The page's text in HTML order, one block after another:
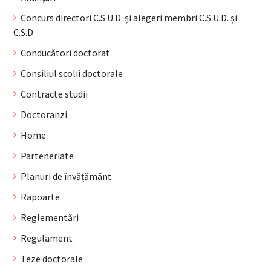
Concurs directori C.S.U.D. și alegeri membri C.S.U.D. și
C.S.D
Conducători doctorat
Consiliul scolii doctorale
Contracte studii
Doctoranzi
Home
Parteneriate
Planuri de învăţământ
Rapoarte
Reglementări
Regulament
Teze doctorale